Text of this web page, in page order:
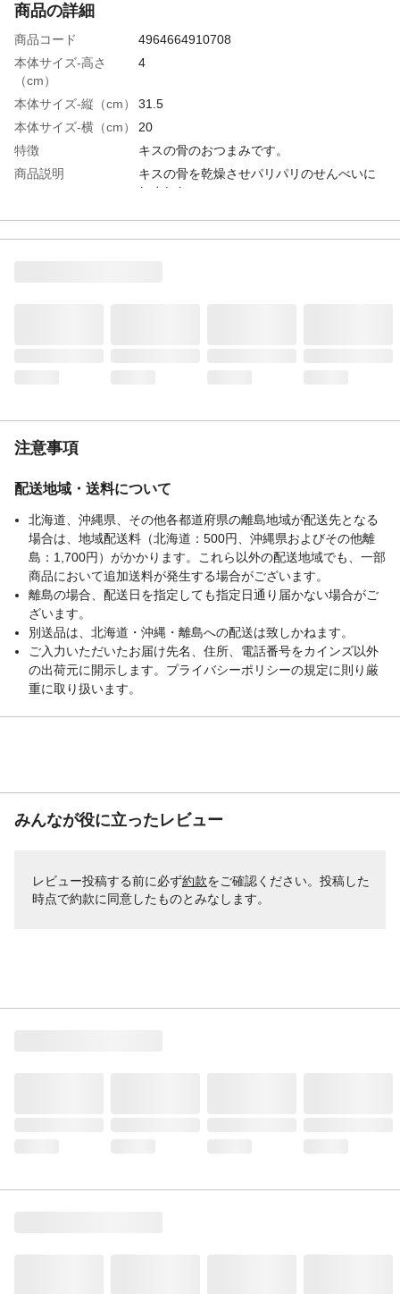
商品の詳細
商品コード
4964664910708
本体サイズ-高さ
（cm）
4
本体サイズ-縦（cm）
31.5
本体サイズ-横（cm）
20
特徴
キスの骨のおつまみです。
商品説明
キスの骨を乾燥させパリパリのせんべいに
しました。
重量
召し上がり方
注意事項
配送地域・送料について
北海道、沖縄県、その他各都道府県の離島地域が配送先となる
場合は、地域配送料（北海道：500円、沖縄県およびその他離
島：1,700円）がかかります。これら以外の配送地域でも、一部
商品において追加送料が発生する場合がございます。
離島の場合、配送日を指定しても指定日通り届かない場合がご
ざいます。
別送品は、北海道・沖縄・離島への配送は致しかねます。
ご入力いただいたお届け先名、住所、電話番号をカインズ以外
の出荷元に開示します。プライバシーポリシーの規定に則り厳
重に取り扱います。
みんなが役に立ったレビュー
レビュー投稿する前に必ず約款をご確認ください。投稿した
時点で約款に同意したものとみなします。